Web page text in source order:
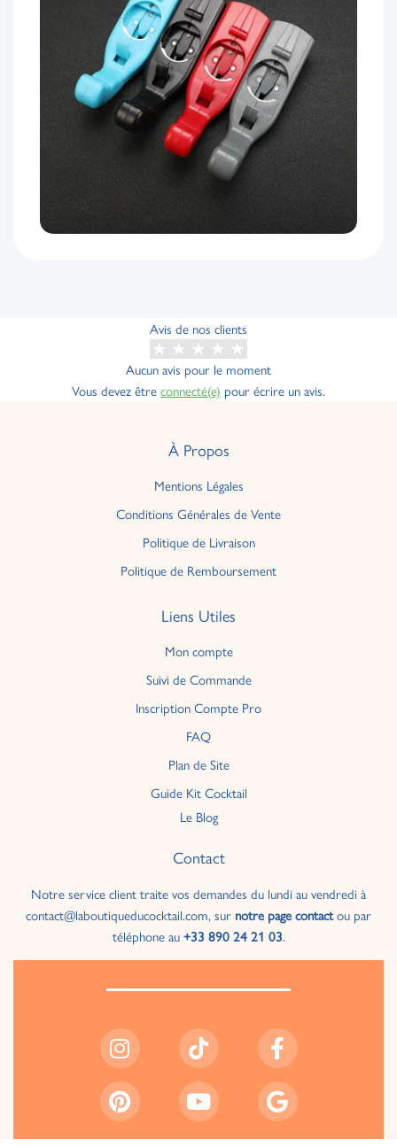
Avis de nos clients
Aucun avis pour le moment
Vous devez êtreconnecté(e) pour écrire un avis.
À Propos
Mentions Légales
Conditions Générales de Vente
Politique de Livraison
Politique de Remboursement
Liens Utiles
Mon compte
Suivi de Commande
Inscription Compte Pro
FAQ
Plan de Site
Guide Kit Cocktail
Le Blog
Contact
Notre service client traite vos demandes du lundi au vendredi à
contact@laboutiqueducocktail.com, sur notre page contactou par
téléphone au+33 890 24 21 03.